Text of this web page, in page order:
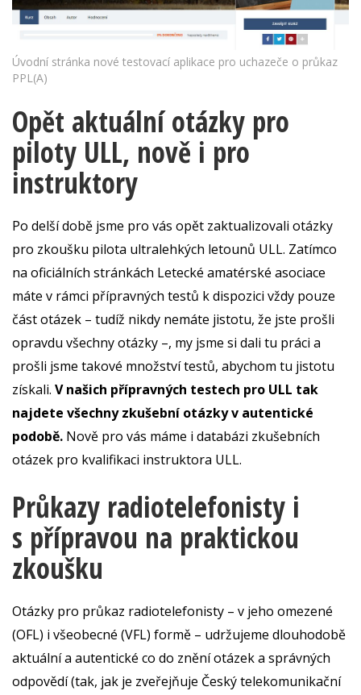
Úvodní stránka nové testovací aplikace pro uchazeče o průkaz
PPL(A)
Opět aktuální otázky pro
piloty ULL, nově i pro
instruktory
Po delší době jsme pro vás opět zaktualizovali otázky
pro zkoušku pilota ultralehkých letounů ULL. Zatímco
na oficiálních stránkách Letecké amatérské asociace
máte v rámci přípravných testů k dispozici vždy pouze
část otázek – tudíž nikdy nemáte jistotu, že jste prošli
opravdu všechny otázky –, my jsme si dali tu práci a
prošli jsme takové množství testů, abychom tu jistotu
získali. V našich přípravných testech pro ULL tak
najdete všechny zkušební otázky v autentické
podobě. Nově pro vás máme i databázi zkušebních
otázek pro kvalifikaci instruktora ULL.
Průkazy radiotelefonisty i
s přípravou na praktickou
zkoušku
Otázky pro průkaz radiotelefonisty – v jeho omezené
(OFL) i všeobecné (VFL) formě – udržujeme dlouhodobě
aktuální a autentické co do znění otázek a správných
odpovědí (tak, jak je zveřejňuje Český telekomunikační